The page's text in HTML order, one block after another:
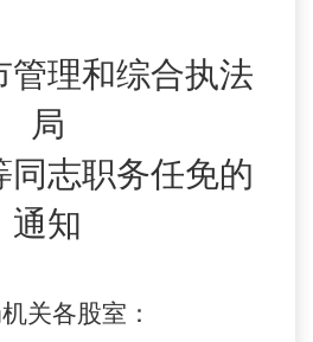
管理和综合执法
局
同志职务任免的
通知
关各股室 ：